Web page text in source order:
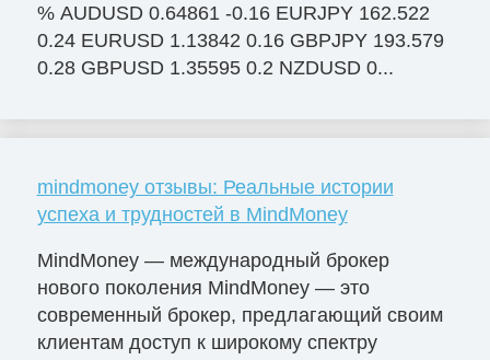
% AUDUSD 0.64861 -0.16 EURJPY 162.522
0.24 EURUSD 1.13842 0.16 GBPJPY 193.579
0.28 GBPUSD 1.35595 0.2 NZDUSD 0...
mindmoney отзывы: Реальные истории
успеха и трудностей в MindMoney
MindMoney — международный брокер
нового поколения MindMoney — это
современный брокер, предлагающий своим
клиентам доступ к широкому спектру